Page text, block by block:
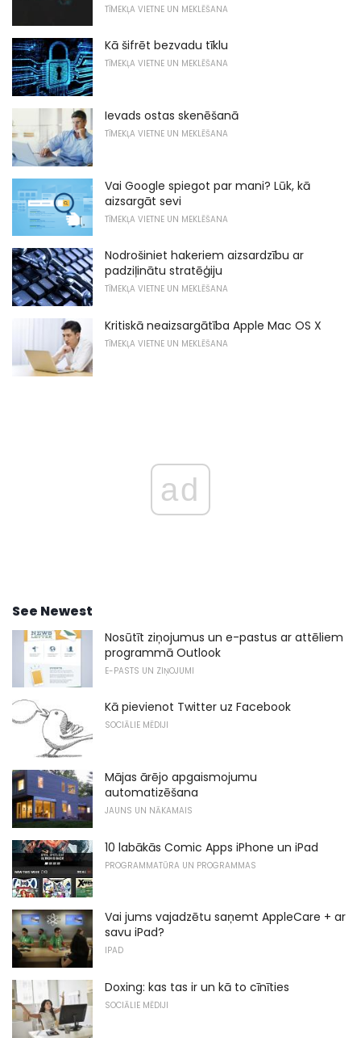
TĪMEKĻA VIETNE UN MEKLĒŠANA
Kā šifrēt bezvadu tīklu
TĪMEKĻA VIETNE UN MEKLĒŠANA
Ievads ostas skenēšanā
TĪMEKĻA VIETNE UN MEKLĒŠANA
Vai Google spiegot par mani? Lūk, kā
aizsargāt sevi
TĪMEKĻA VIETNE UN MEKLĒŠANA
Nodrošiniet hakeriem aizsardzību ar
padziļinātu stratēģiju
TĪMEKĻA VIETNE UN MEKLĒŠANA
Kritiskā neaizsargātība Apple Mac OS X
TĪMEKĻA VIETNE UN MEKLĒŠANA
ad
See Newest
Nosūtīt ziņojumus un e-pastus ar attēliem
programmā Outlook
E-PASTS UN ZIŅOJUMI
Kā pievienot Twitter uz Facebook
SOCIĀLIE MĒDIJI
Mājas ārējo apgaismojumu
automatizēšana
JAUNS UN NĀKAMAIS
10 labākās Comic Apps iPhone un iPad
PROGRAMMATŪRA UN PROGRAMMAS
Vai jums vajadzētu saņemt AppleCare + ar
savu iPad?
IPAD
Doxing: kas tas ir un kā to cīnīties
SOCIĀLIE MĒDIJI